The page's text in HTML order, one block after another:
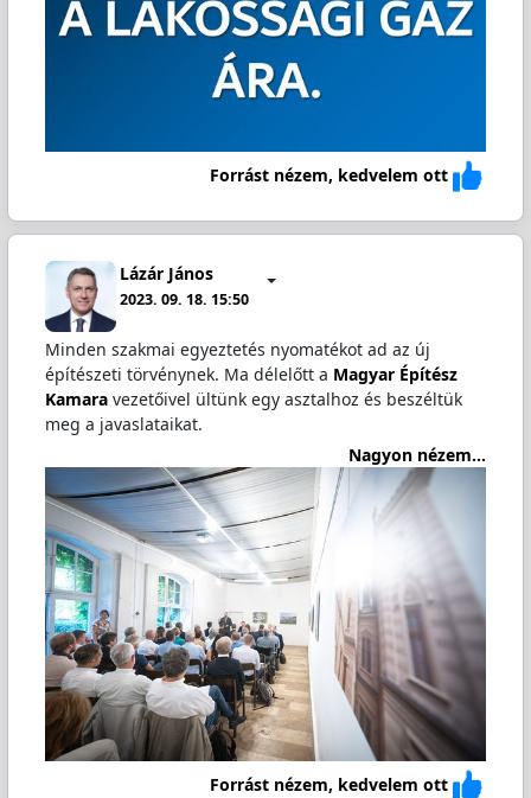
Forrást nézem, kedvelem ott
Lázár János
2023. 09. 18. 15:50
Minden szakmai egyeztetés nyomatékot ad az új
építészeti törvénynek. Ma délelőtt a Magyar Építész
Kamaravezetőivel ültünk egy asztalhoz és beszéltük
meg a javaslataikat.
Nagyon nézem...
Forrást nézem, kedvelem ott